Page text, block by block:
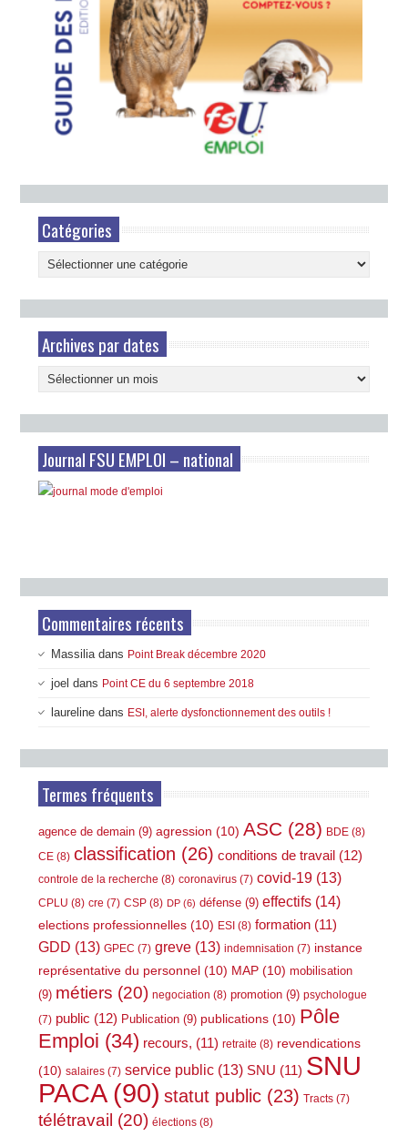
Catégories
Catégories
Archives par dates
Archives
par
dates
Journal FSU EMPLOI – national
Commentaires récents
Massilia dans Point Break décembre 2020
joel dans Point CE du 6 septembre 2018
laureline dans ESI, alerte dysfonctionnement des outils !
Termes fréquents
agence de demain (9) agression (10) ASC (28) BDE (8)
CE (8) classification (26) conditions de travail (12)
controle de la recherche (8) coronavirus (7) covid-19 (13)
CPLU (8) cre (7) CSP (8) DP (6) défense (9) effectifs (14)
elections professionnelles (10) ESI (8) formation (11)
GDD (13) GPEC (7) greve (13) indemnisation (7) instance
représentative du personnel (10) MAP (10) mobilisation
(9) métiers (20) negociation (8) promotion (9) psychologue
(7) public (12) Publication (9) publications (10) Pôle
Emploi (34) recours, (11) retraite (8) revendications
(10) salaires (7) service public (13) SNU (11) SNU
PACA(90) statut public (23) Tracts (7)
télétravail (20) élections (8)